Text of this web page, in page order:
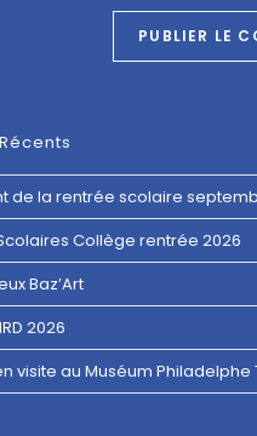
de la rentrée scolaire
Collège rentrée 2026
Baz’Art
2026
visite au Muséum Philadelphe